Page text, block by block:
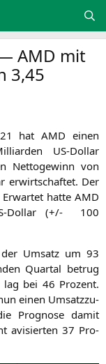
AMD mit
3,45
hatAMD einen
US-Dol­lar
Net­to­ge­winn von
erwirt­schaf­tet. Der
hat­te AMD
Dol­lar (+/- 100
Umsatz um 93
Quar­tal betrug
bei 46 Pro­zent.
einen Umsatz­zu­
Pro­gno­se damit
avi­sier­ten 37 Pro­